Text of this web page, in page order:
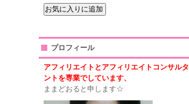
プロフィール
アフィリエイトとアフィリエイトコンサルタ
ントを専業でしています、
ままどおると申します☆